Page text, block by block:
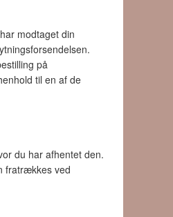
modtaget din
på
til en af de
du har afhentet den.
fratrækkes ved